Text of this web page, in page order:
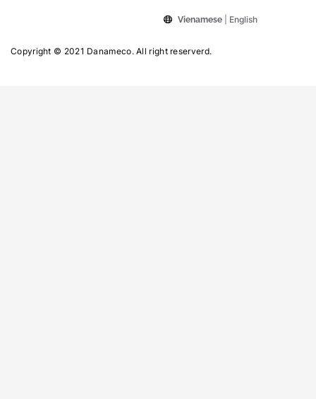
Vienamese English
Copyright © 2021 Danameco. All right reserverd.